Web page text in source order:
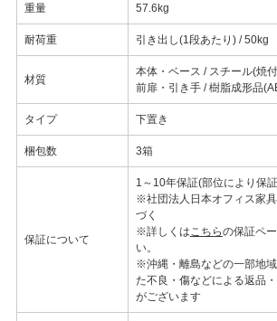
重量 57.6kg
耐荷重 引き出し(1段あたり) / 50kg
材質
本体・ベース / スチール(焼
前扉・引き手 / 樹脂成形品
タイプ 下置き
梱包数 3箱
保証について
1～10年保証(部位により保
※社団法人日本オフィス家
づく
※詳しくは こちらの保証ペ
い。
※沖縄・離島などの一部地
た不良・傷などによる返品
がございます